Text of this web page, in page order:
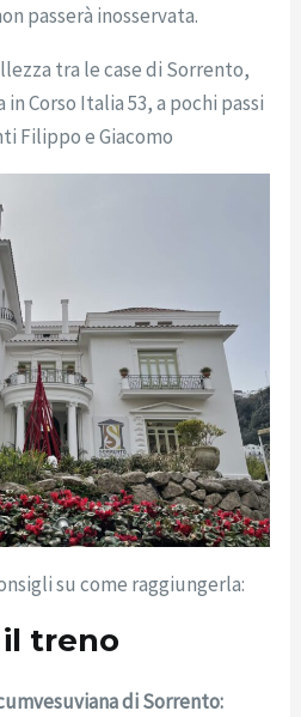
passerà inosservata.
tra le case di Sorrento,
Corso Italia 53, a pochi passi
Filippo e Giacomo
su come raggiungerla:
treno
di Sorrento: